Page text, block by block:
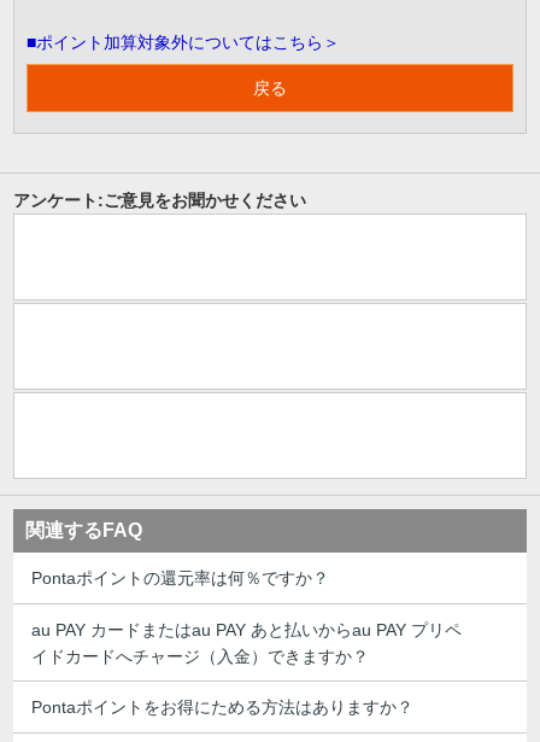
■ポイント加算対象外についてはこちら＞
戻る
アンケート:ご意見をお聞かせください
関連するFAQ
Pontaポイントの還元率は何％ですか？
au PAY カードまたはau PAY あと払いからau PAY プリペ
イドカードへチャージ（入金）できますか？
Pontaポイントをお得にためる方法はありますか？